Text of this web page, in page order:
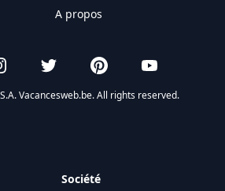
A propos
Twitter PinterestYouTube
Vacancesweb.be. All rights reserved.
Société